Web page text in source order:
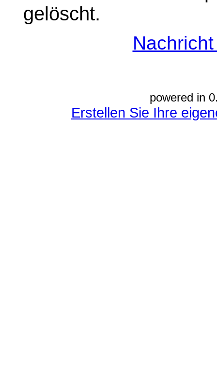
gelöscht.
powered in
Erstellen Sie Ihre